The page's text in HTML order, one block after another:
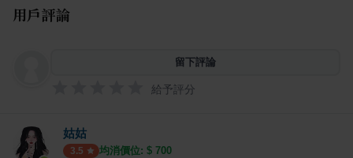
用戶評論
留下評論
給予評分
姑姑
3.5 均消價位: $ 700